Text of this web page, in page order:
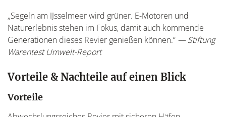
„Segeln am IJsselmeer wird grüner. E-Motoren und
Naturerlebnis stehen im Fokus, damit auch kommende
Generationen dieses Revier genießen können.“ — Stiftung
Warentest Umwelt-Report
Vorteile & Nachteile auf einen Blick
Vorteile